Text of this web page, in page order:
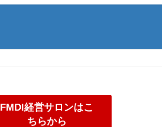
FMDI経営サロンはこ
ちらから